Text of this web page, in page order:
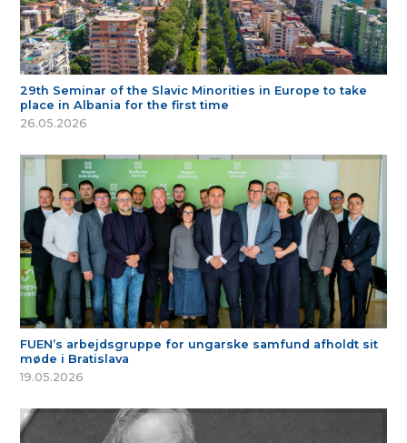
29th Seminar of the Slavic Minorities in Europe to take
place in Albania for the first time
26.05.2026
FUEN’s arbejdsgruppe for ungarske samfund afholdt sit
møde i Bratislava
19.05.2026